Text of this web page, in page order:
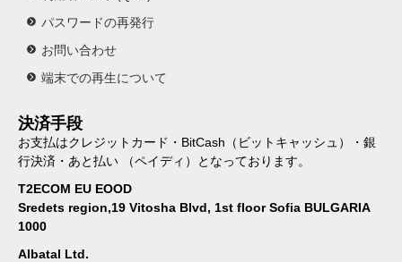
パスワードの再発行
お問い合わせ
端末での再生について
決済手段
お支払はクレジットカード・BitCash（ビットキャッシュ）・銀
行決済・あと払い （ペイディ）となっております。
T2ECOM EU EOOD
Sredets region,19 Vitosha Blvd, 1st floor Sofia BULGARIA
1000
Albatal Ltd.